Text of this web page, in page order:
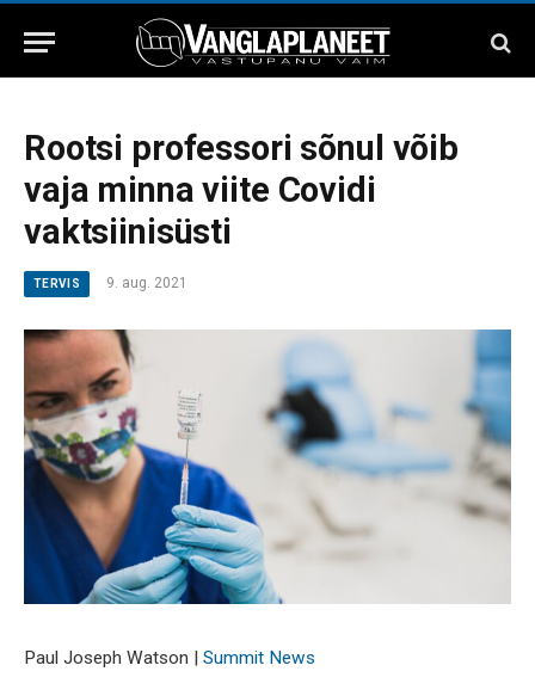
Rootsi professori sõnul võib
vaja minna viite Covidi
vaktsiinisüsti
TERVIS 9. aug. 2021
Paul Joseph Watson | Summit News